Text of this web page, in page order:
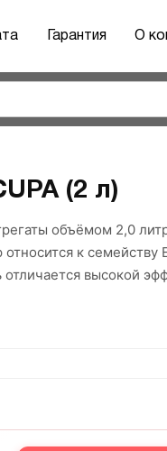
Гарантия О
(2 л)
объёмом 2,0
к семейству
высокой